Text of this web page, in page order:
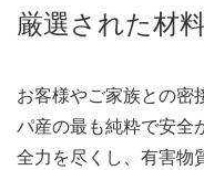
厳選された材料
お客様やご家族との密
パ産の最も純粋で安全
全力を尽くし、有害物